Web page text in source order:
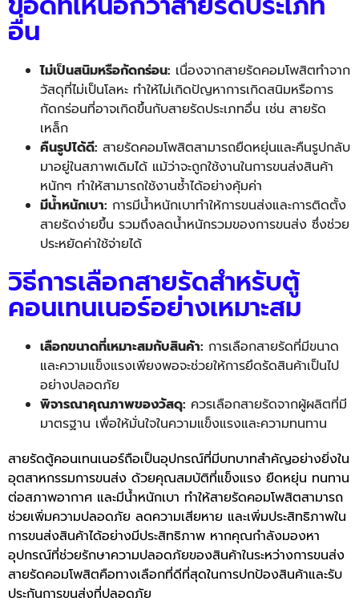
อื่น
ไม่เป็นสนิมหรือกัดกร่อน: เนื่องจากสายรัดคอมโพสิตทำจาก
วัสดุที่ไม่เป็นโลหะ ทำให้ไม่เกิดปัญหาการเกิดสนิมหรือการ
กัดกร่อนที่อาจเกิดขึ้นกับสายรัดประเภทอื่น เช่น สายรัด
เหล็ก
คืนรูปได้ดี: สายรัดคอมโพสิตสามารถยืดหยุ่นและคืนรูปกลับ
มาอยู่ในสภาพเดิมได้ แม้ว่าจะถูกใช้งานในการขนส่งสินค้า
หนักๆ ทำให้สามารถใช้งานซ้ำได้อย่างคุ้มค่า
มีน้ำหนักเบา: การมีน้ำหนักเบาทำให้การขนส่งและการติดตั้ง
สายรัดง่ายขึ้น รวมถึงลดน้ำหนักรวมของการขนส่ง ซึ่งช่วย
ประหยัดค่าใช้จ่ายได้
วิธีการเลือกสายรัดสำหรับตู้
คอนเทนเนอร์อย่างเหมาะสม
เลือกขนาดที่เหมาะสมกับสินค้า: การเลือกสายรัดที่มีขนาด
และความแข็งแรงเพียงพอจะช่วยให้การยึดรัดสินค้าเป็นไป
อย่างปลอดภัย
พิจารณาคุณภาพของวัสดุ: ควรเลือกสายรัดจากผู้ผลิตที่มี
มาตรฐาน เพื่อให้มั่นใจในความแข็งแรงและความทนทาน
สายรัดตู้คอนเทนเนอร์ถือเป็นอุปกรณ์ที่มีบทบาทสำคัญอย่างยิ่งใน
อุตสาหกรรมการขนส่ง ด้วยคุณสมบัติที่แข็งแรง ยืดหยุ่น ทนทาน
ต่อสภาพอากาศ และมีน้ำหนักเบา ทำให้สายรัดคอมโพสิตสามารถ
ช่วยเพิ่มความปลอดภัย ลดความเสียหาย และเพิ่มประสิทธิภาพใน
การขนส่งสินค้าได้อย่างมีประสิทธิภาพ หากคุณกำลังมองหา
อุปกรณ์ที่ช่วยรักษาความปลอดภัยของสินค้าในระหว่างการขนส่ง
สายรัดคอมโพสิตคือทางเลือกที่ดีที่สุดในการปกป้องสินค้าและรับ
ประกันการขนส่งที่ปลอดภัย